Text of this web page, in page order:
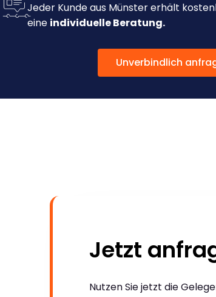
Jeder Kunde aus Münster erhält
eine individuelle Beratung.
Unverbindlich
Jetzt
Nutzen Sie jetzt die